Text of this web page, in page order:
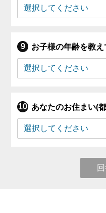
お子様の年齢を教
あなたのお住まい(